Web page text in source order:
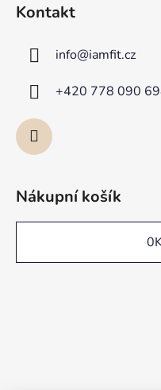
Kontakt
info@iamfit.cz
+420 778 090
Nákupní košík
0